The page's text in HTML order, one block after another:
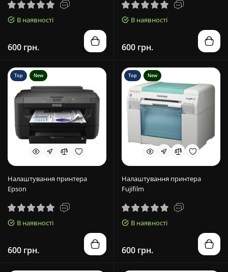
В наявності
600 грн.
В наявності
600 грн.
Top New
Налаштування принтера
Epson
В наявності
600 грн.
Top New
Налаштування принтера
Fujifilm
В наявності
600 грн.